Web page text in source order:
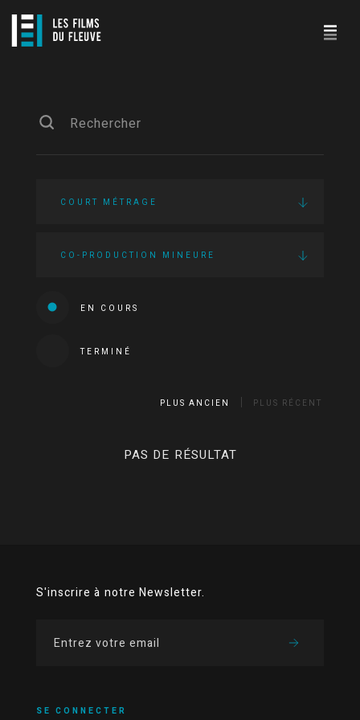
COURT MÉTRAGE
CO-PRODUCTION MINEURE
EN COURS
TERMINÉ
PLUS ANCIEN PLUS RÉCENT
PAS DE RÉSULTAT
S'inscrire à notre Newsletter.
SE CONNECTER